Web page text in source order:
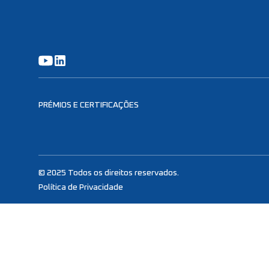
PRÉMIOS E CERTIFICAÇÕES
© 2025 Todos os direitos reservados.
Política de Privacidade